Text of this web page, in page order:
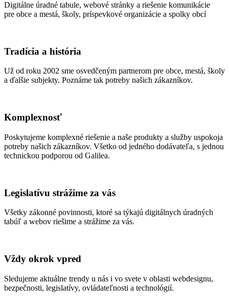
Digitálne úradné tabule, webové stránky a riešenie komunikácie
pre obce a mestá, školy, príspevkové organizácie a spolky obcí
Tradícia a história
Už od roku 2002 sme osvedčeným partnerom pre obce, mestá, školy
a ďalšie subjekty. Poznáme tak potreby našich zákazníkov.
Komplexnosť
Poskytujeme komplexné riešenie a naše produkty a služby uspokoja
potreby našich zákazníkov. Všetko od jedného dodávateľa, s jednou
technickou podporou od Galilea.
Legislatívu strážime za vás
Všetky zákonné povinnosti, ktoré sa týkajú digitálnych úradných
tabúľ a webov riešime a strážime za vás.
Vždy okrok vpred
Sledujeme aktuálne trendy u nás i vo svete v oblasti webdesignu,
bezpečnosti, legislatívy, ovládateľnosti a technológií.